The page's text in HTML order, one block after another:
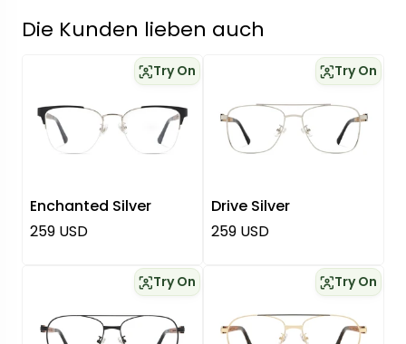
Die Kunden lieben auch
Enchanted Silver
Try On
Regulärer Preis
259 USD
Drive Silver
Try On
Regulärer Preis
259 USD
Try On Try On